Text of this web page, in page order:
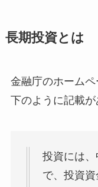
長期投資とは
金融庁のホーム
下のように記載が
投資には
で、投資